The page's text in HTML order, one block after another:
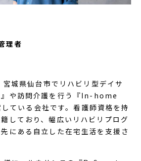
理者
城県仙台市でリハビリ型デイサ
』や訪問介護を行う『In-home
ている会社です。看護師資格を持
しており、幅広いリハビリプログ
にある自立した在宅生活を支援さ